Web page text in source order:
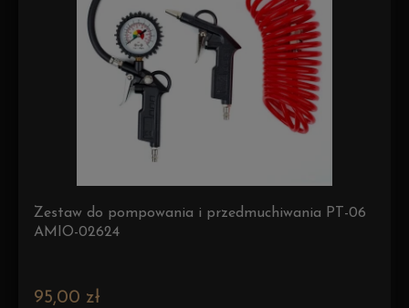
Zestaw do pompowania i przedmuchiwania PT-06
AMIO-02624
95,00 zł